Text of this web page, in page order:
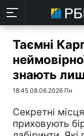
Таємні
знають
18:45 08.06.2026 Пн
Секретні
приховують